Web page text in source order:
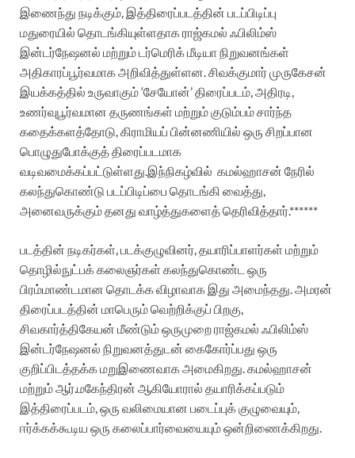
இணைந்து நடிக்கும், இத்திரைப்படத்தின் படப்பிடிப்பு
மதுரையில் தொடங்கியுள்ளதாக ராஜ்கமல் ஃபிலிம்ஸ்
இன்டர்நேஷனல் மற்றும் டர்மெரிக் மீடியா நிறுவனங்கள்
அதிகாரப்பூர்வமாக அறிவித்துள்ளன. சிவக்குமார் முருகேசன்
இயக்கத்தில் உருவாகும் ‘சேயோன்’ திரைப்படம், அதிரடி,
உணர்வுபூர்வமான தருணங்கள் மற்றும் குடும்பம் சார்ந்த
கதைக்களத்தோடு, கிராமியப் பின்னணியில் ஒரு சிறப்பான
பொழுதுபோக்குத் திரைப்படமாக
வடிவமைக்கப்பட்டுள்ளது.இந்நிகழ்வில் கமல்ஹாசன் நேரில்
கலந்துகொண்டு படப்பிடிப்பை தொடங்கி வைத்து,
அனைவருக்கும் தனது வாழ்த்துகளைத் தெரிவித்தார்.******
படத்தின் நடிகர்கள், படக்குழுவினர், தயாரிப்பாளர்கள் மற்றும்
தொழில்நுட்பக் கலைஞர்கள் கலந்துகொண்ட ஒரு
பிரம்மாண்டமான தொடக்க விழாவாக இது அமைந்தது. அமரன்
திரைப்படத்தின் மாபெரும் வெற்றிக்குப் பிறகு,
சிவகார்த்திகேயன் மீண்டும் ஒருமுறை ராஜ்கமல் ஃபிலிம்ஸ்
இன்டர்நேஷனல் நிறுவனத்துடன் கைகோர்ப்பது ஒரு
குறிப்பிடத்தக்க மறுஇணைவாக அமைகிறது. கமல்ஹாசன்
மற்றும் ஆர்.மகேந்திரன் ஆகியோரால் தயாரிக்கப்படும்
இத்திரைப்படம், ஒரு வலிமையான படைப்புக் குழுவையும்,
ஈர்க்கக்கூடிய ஒரு கலைப்பார்வையையும் ஒன்றிணைக்கிறது.